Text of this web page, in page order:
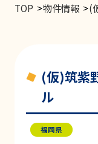
TOP 物件情報 (
(仮)筑紫
ル
福岡県